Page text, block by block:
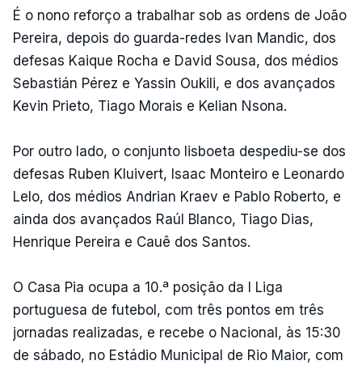
É o nono reforço a trabalhar sob as ordens de João
Pereira, depois do guarda-redes Ivan Mandic, dos
defesas Kaique Rocha e David Sousa, dos médios
Sebastián Pérez e Yassin Oukili, e dos avançados
Kevin Prieto, Tiago Morais e Kelian Nsona.
Por outro lado, o conjunto lisboeta despediu-se dos
defesas Ruben Kluivert, Isaac Monteiro e Leonardo
Lelo, dos médios Andrian Kraev e Pablo Roberto, e
ainda dos avançados Raúl Blanco, Tiago Dias,
Henrique Pereira e Cauê dos Santos.
O Casa Pia ocupa a 10.ª posição da I Liga
portuguesa de futebol, com três pontos em três
jornadas realizadas, e recebe o Nacional, às 15:30
de sábado, no Estádio Municipal de Rio Maior, com